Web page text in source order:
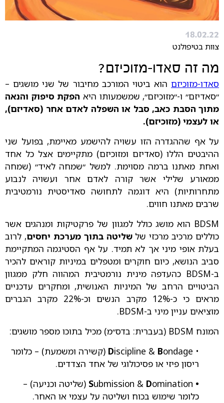
18.02.22
צוות בטיפולנט
מה זה סאדו-מזוכיזם?
סאדו-מזוכיזם הוא ביטוי המורכב מחיבור של שני מושגים –
״סאדיזם״ ו-״מזוכיזם״, שמשמעותו היא הפקת סיפוק והנאה
מתוך הסבת כאב, סבל או השפלה לאדם אחר (סאדיזם),
או לעצמי (מזוכיזם).
על אף שההגדרה הזו עשויה להישמע מאיימת, בפועל שני
ההיבטים הללו (סאדיזם ומזוכיזם) מתקיימים אצל כל אחד
ואחת מאתנו ברמה מסוימת. למשל ״שמחה לאיד״ (שמחה
ממאורע שלילי אשר קורה לאדם אחר ועשויה לנבוע
מתחרותיות) היא דוגמה לתחושה סאדיסטית נורמטיבית
שרבים מאתנו חווים.
BDSM הוא מושג כולל למגוון של פרקטיקות ומנהגים אשר
כוללים מרכיב מרכזי שלשליטה בתוך מערכת יחסים, לרוב
בעלת אופי מיני אך לא תמיד. על אף הסטיגמה המתקיימת
סביב הנושא, כיום חוקרים ומטפלים במיניות קוראים להכיר
ב-BDSM כהעדפה מינית נורמטיבית המהווה חלק ממגוון
הביטויים הרחב של המיניות האנושית, ומחקרים עדכניים
מראים כי כ-12% מקרב הנשים וכ-22% מקרב הגברים
מוציאים עניין מיני ב-BDSM.
המונח BDSM (בעברית: בדס״מ) מכיל בתוכו מספר מושגים:
•
Discipline & B
ondage (קשירה ומשמעת) – כלומר
ריסון פיזי או פסיכולוגי של אחד הצדדים.
• S
ubmission & D
omination (שליטה וכניעה) –
כלומר שימוש בכוח ושליטה על עצמי או האחר.